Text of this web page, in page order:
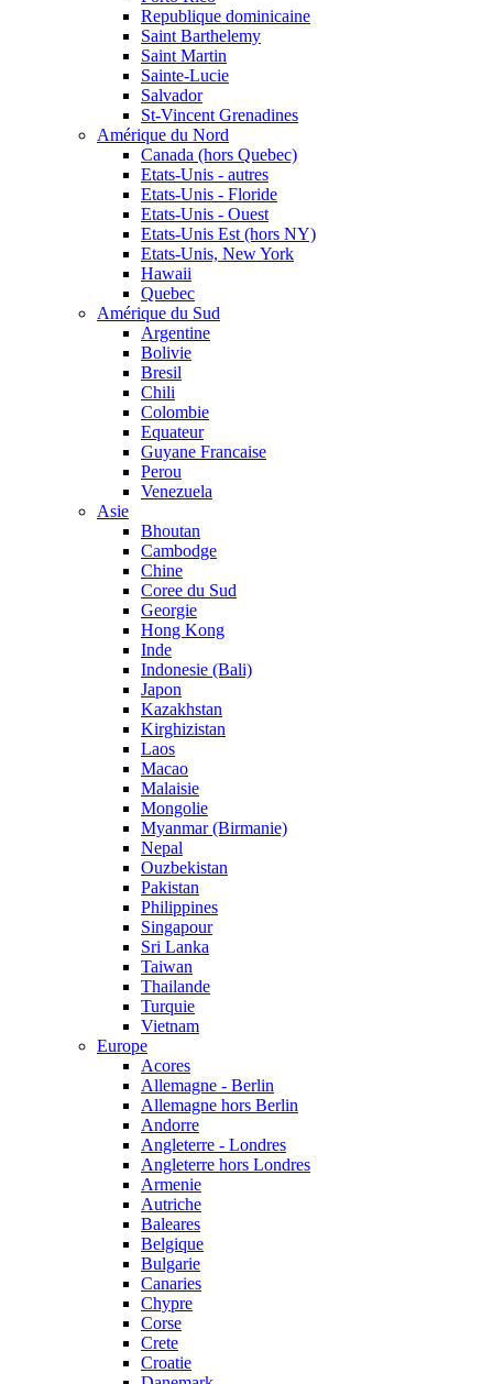
Republique dominicaine
Saint Barthelemy
Saint Martin
Sainte-Lucie
Salvador
St-Vincent Grenadines
Amérique du Nord
Canada (hors Quebec)
Etats-Unis - autres
Etats-Unis - Floride
Etats-Unis - Ouest
Etats-Unis Est (hors NY)
Etats-Unis, New York
Hawaii
Quebec
Amérique du Sud
Argentine
Bolivie
Bresil
Chili
Colombie
Equateur
Guyane Francaise
Perou
Venezuela
Asie
Bhoutan
Cambodge
Chine
Coree du Sud
Georgie
Hong Kong
Inde
Indonesie (Bali)
Japon
Kazakhstan
Kirghizistan
Laos
Macao
Malaisie
Mongolie
Myanmar (Birmanie)
Nepal
Ouzbekistan
Pakistan
Philippines
Singapour
Sri Lanka
Taiwan
Thailande
Turquie
Vietnam
Europe
Acores
Allemagne - Berlin
Allemagne hors Berlin
Andorre
Angleterre - Londres
Angleterre hors Londres
Armenie
Autriche
Baleares
Belgique
Bulgarie
Canaries
Chypre
Corse
Crete
Croatie